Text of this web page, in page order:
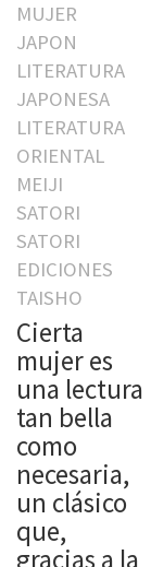
MUJER
JAPON
LITERATURA
JAPONESA
LITERATURA
ORIENTAL
MEIJI
SATORI
SATORI
EDICIONES
TAISHO
Cierta
mujer es
una lectura
tan bella
como
necesaria,
un clásico
que,
gracias a la